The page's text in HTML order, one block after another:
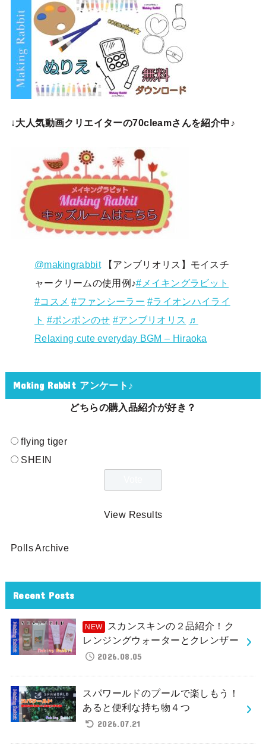
↓大人気動画クリエイターの70cleamさんを紹介中♪
@makingrabbit【アンブリオリス】モイスチ
ャークリームの使用例♪#メイキングラビット
#コスメ #ファンシーラー #ライオンハイライ
ト #ポンポンのせ #アンブリオリス
♬
Relaxing cute everyday BGM – Hiraoka
Making Rabbit アンケート♪
どちらの購入品紹介が好き？
flying tiger
SHEIN
View Results
Polls Archive
Recent Posts
スカンスキンの２品紹介！ク
レンジングウォーターとクレンザー
2026.08.05
スパワールドのプールで楽しもう！
あると便利な持ち物４つ
2026.07.21